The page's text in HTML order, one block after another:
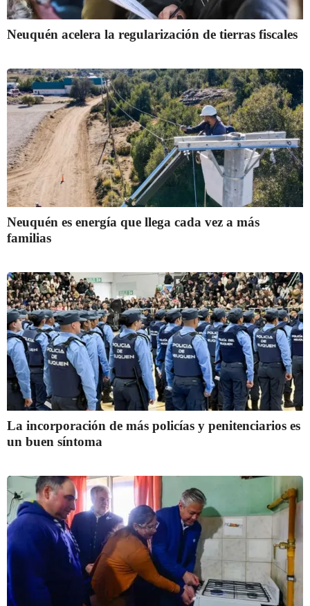
Neuquén acelera la regularización de tierras fiscales
Neuquén es energía que llega cada vez a más
familias
La incorporación de más policías y penitenciarios es
un buen síntoma